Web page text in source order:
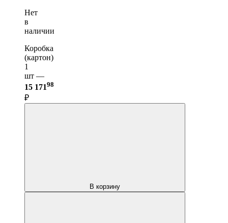
Нет
в
наличии
Коробка
(картон)
1
шт —
15 17198
₽
В корзину